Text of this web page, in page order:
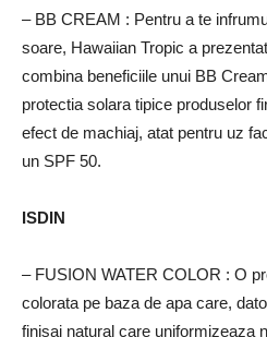
– BB CREAM : Pentru a te
soare, Hawaiian Tropic a
combina beneficiile unui BB
protectia solara tipice produselor
efect de machiaj, atat pentru uz
un SPF 50.
ISDIN
– FUSION WATER COLOR : O
colorata pe baza de apa care,
finisaj natural care uniformizeaza